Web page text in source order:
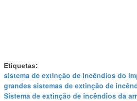
Etiquetas:
sistema de extinção de incêndios do
grandes sistemas de extinção de
Sistema de extinção de incêndios da